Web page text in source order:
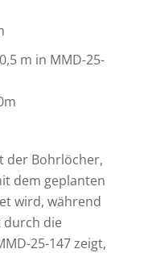
m in MMD-25-
der Bohrlöcher,
dem geplanten
wird, während
durch die
25-147 zeigt,